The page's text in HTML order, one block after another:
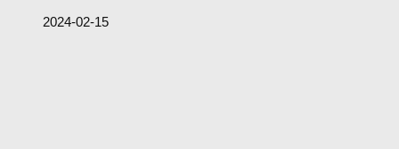
2024-02-15